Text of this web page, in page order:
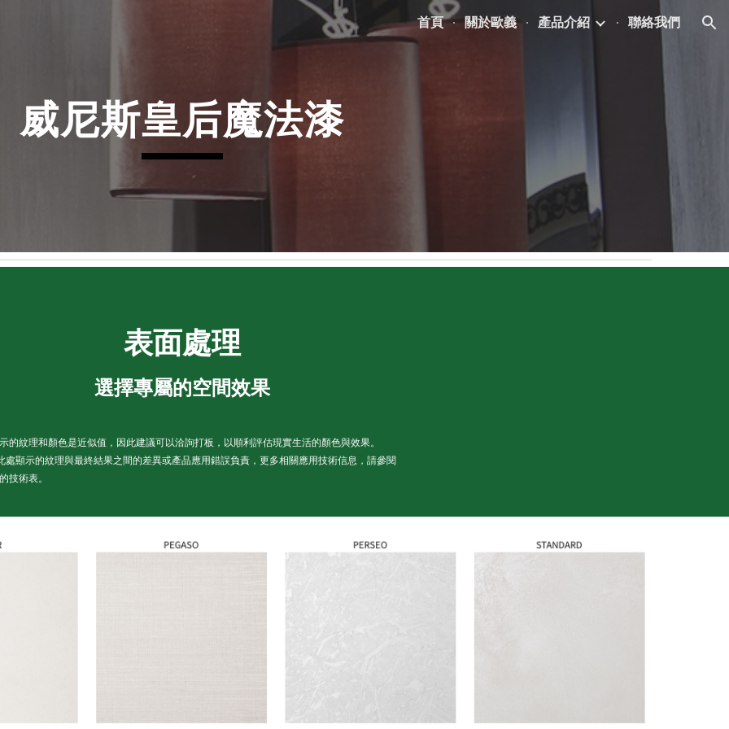
Skip to navigation
首頁 關於歐義 產品介紹 聯絡我們
威尼斯皇后魔法漆
表面處理
選擇專屬的空間效果
的紋理和顏色是近似值，因此建議可以洽詢打板，以順利評估現實生活的顏色與效果。
處顯示的紋理與最終結果之間的差異或產品應用錯誤負責，更多相關應用技術信息，請參閱
技術表。